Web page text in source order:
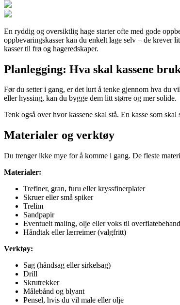
En ryddig og oversiktlig hage starter ofte med gode
oppbevaringskasser kan du enkelt lage selv – de krever
kasser til frø og hageredskaper.
Planlegging: Hva skal kassene
Før du setter i gang, er det lurt å tenke gjennom hva du
eller hyssing, kan du bygge dem litt større og mer solide.
Tenk også over hvor kassene skal stå. En kasse som
Materialer og verktøy
Du trenger ikke mye for å komme i gang. De fleste
Materialer:
Trefiner, gran, furu eller kryssfinerplater
Skruer eller små spiker
Trelim
Sandpapir
Eventuelt maling, olje eller voks til
Håndtak eller lærreimer (valgfritt)
Verktøy:
Sag (håndsag eller sirkelsag)
Drill
Skrutrekker
Målebånd og blyant
Pensel, hvis du vil male eller olje